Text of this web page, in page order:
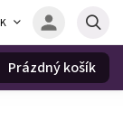
Prázdný košík